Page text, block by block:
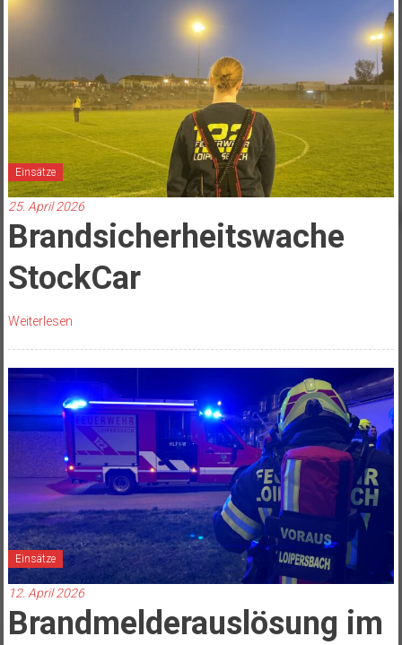
Einsätze
25. April 2026
Brandsicherheitswache
StockCar
Weiterlesen
Einsätze
12. April 2026
Brandmelderauslösung im